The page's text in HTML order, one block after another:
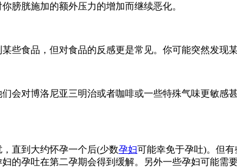
你膀胱施加的额外压力的增加而继续恶化。
些食品，但对食品的反感更是常见。你可能突然发
会对博洛尼亚三明治或者咖啡或一些特殊气味更敏感
直到大约怀孕一个后(少数孕妇可能幸免于孕吐)。但
的孕吐在第二孕期会得到缓解。另外一些孕妇可能需